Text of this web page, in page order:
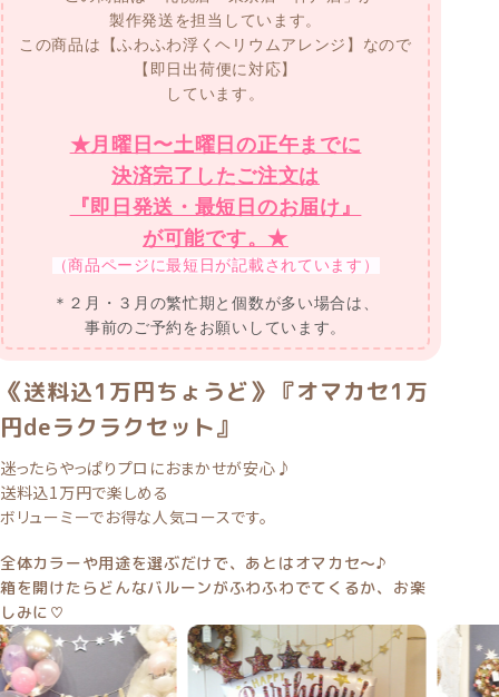
製作発送を担当しています。
この商品は【ふわふわ浮くヘリウムアレンジ】なので
【即日出荷便に対応】
しています。
★月曜日〜土曜日の正午までに
決済完了したご注文は
『即日発送・最短日のお届け』
が可能です。★
（商品ページに最短日が記載されています）
＊２月・３月の繁忙期と個数が多い場合は、
事前のご予約をお願いしています。
《送料込1万円ちょうど》『オマカセ1万
円deラクラクセット』
迷ったらやっぱりプロにおまかせが安心♪
送料込1万円で楽しめる
ボリューミーでお得な人気コースです。
全体カラーや用途を選ぶだけで、あとはオマカセ〜♪
箱を開けたらどんなバルーンがふわふわでてくるか、お楽
しみに♡